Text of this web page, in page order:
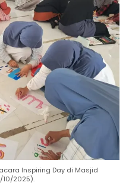
Inspiring Day di Masjid
10/2025).